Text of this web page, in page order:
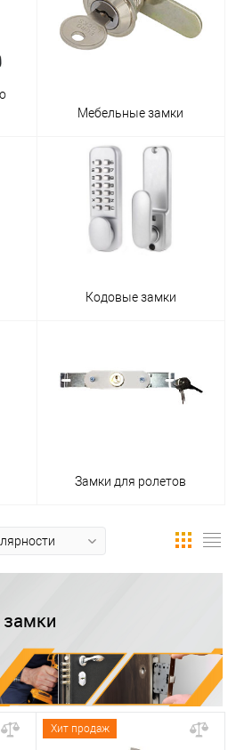
Мебельные замки
Кодовые замки
Замки для ролетов
Хит продаж